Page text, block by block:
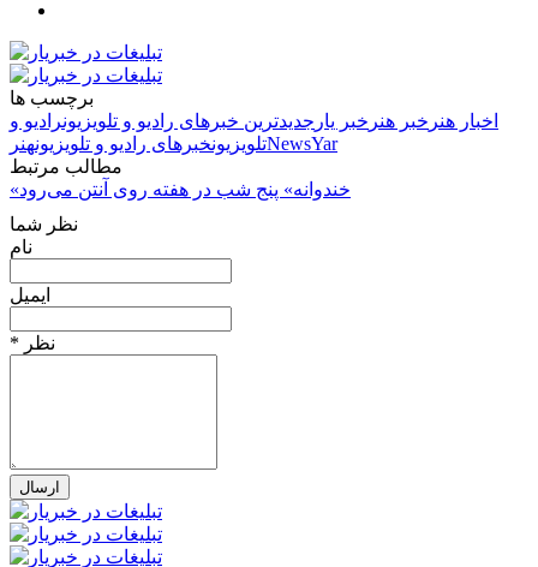
برچسب ها
اخبار هنر خبر هنر خبر یار جدیدترین خبرهای رادیو و تلویزیونرادیو و
تلویزیونخبرهای رادیو و تلویزیونهنر
NewsYar
مطالب مرتبط
«خندوانه» پنج شب در هفته روی آنتن می‌رود
نظر شما
نام
ایمیل
* نظر